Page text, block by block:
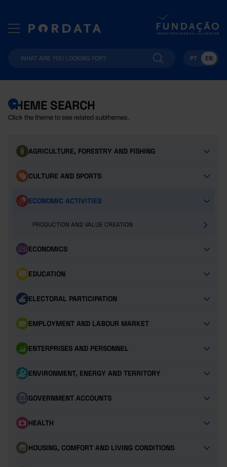
PT EN
THEME SEARCH
Click the theme to see related subthemes.
AGRICULTURE, FORESTRY AND FISHING
CULTURE AND SPORTS
ECONOMIC ACTIVITIES
PRODUCTION AND VALUE CREATION
ECONOMICS
EDUCATION
ELECTORAL PARTICIPATION
EMPLOYMENT AND LABOUR MARKET
ENTERPRISES AND PERSONNEL
ENVIRONMENT, ENERGY AND TERRITORY
GOVERNMENT ACCOUNTS
HEALTH
HOUSING, COMFORT AND LIVING CONDITIONS